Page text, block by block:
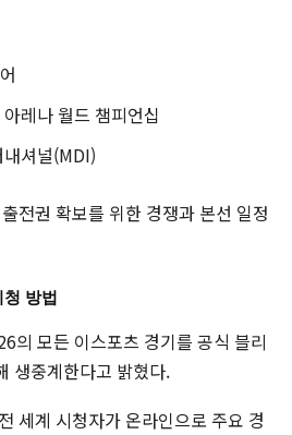
레나 월드 챔피언십
셔널(MDI)
전권 확보를 위한 경쟁과 본선 일정
방법
의 모든 이스포츠 경기를 공식 블리
생중계한다고 밝혔다.
세계 시청자가 온라인으로 주요 경